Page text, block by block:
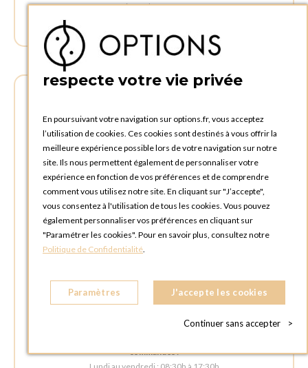
Dimanche : Fermé
ADRESSE :
Rue Delvaux 21
4340 AWANS (Othée)
BELGIQUE
TÉLÉPHONE :
+32 4 240 20 39
Horaires d'ouverture du Service Commercial :
Lundi au vendredi : 09:00h à 17:00h
commandes :
respecte votre vie privée
En poursuivant votre navigation sur options.fr, vous acceptez
l’utilisation de cookies. Ces cookies sont destinés à vous offrir la
meilleure expérience possible lors de votre navigation sur notre
site. Ils nous permettent également de personnaliser votre
expérience en fonction de vos préférences et de comprendre
comment vous utilisez notre site. En cliquant sur "J’accepte",
vous consentez à l'utilisation de tous les cookies. Vous pouvez
également personnaliser vos préférences en cliquant sur
"Paramétrer les cookies". Pour en savoir plus, consultez notre
Politique de Confidentialité.
Paramètres J'accepte les cookies
Continuer sans accepter >